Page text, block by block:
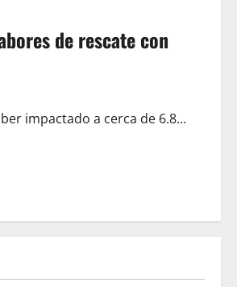
de rescate con
impactado a cerca de 6.8...